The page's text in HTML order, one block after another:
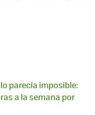
parecía imposible:
a la semana por